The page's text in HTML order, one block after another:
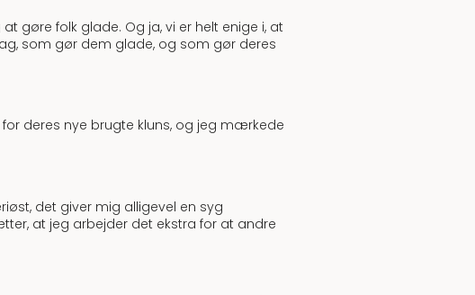
gøre folk glade. Og ja, vi er helt enige i, at
som gør dem glade, og som gør deres
deres nye brugte kluns, og jeg mærkede
det giver mig alligevel en syg
at jeg arbejder det ekstra for at andre